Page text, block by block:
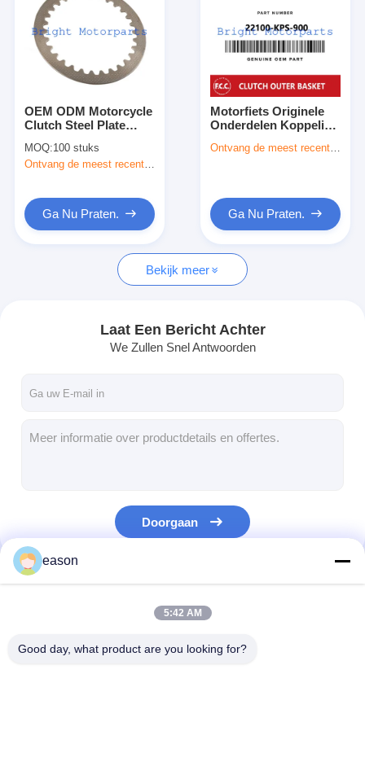
Over ons
Fabrieksreis
Ga Nu Praten.
Motorfietsclutchplaat
De Assemblage van de motorfietskoppeling
Pakkingsets voor motorfietsen
Aandrijfkettingen voor motorfietsen
Oliekeerring voor motorfietsen
Lagersets voor motorfietsen
motorfietsschokbreker
OEM ODM Motorcycle
Clutch Steel Plate
CBR600F CB1100
MOQ:100 stuks
Ontvang de meest recente Prijs
Ga Nu Praten.
Motorfiets Originele
Onderdelen Koppeling
Honda CRF230F,
Ontvang de meest recente Prijs
Ga Nu Praten.
Bekijk meer
Laat Een Bericht Achter
We Zullen Snel Antwoorden
Doorgaan
Onze Categorieën
eason
5:42 AM
Good day, what product are you looking for?